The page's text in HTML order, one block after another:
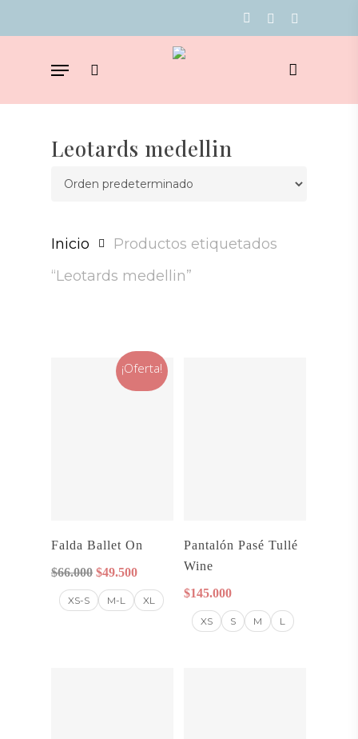
to
facebookyoutubeinstagram
Menu
Leotards medellin
Inicio
Productos etiquetados
“Leotards medellin”
¡Oferta!
Falda Ballet On
$66.000 El
precio
original
$49.500El
precio
actual
XS-S M-L XL
Seleccionar
Pantalón Pasé Tullé
Wine
$145.000
XS S M L